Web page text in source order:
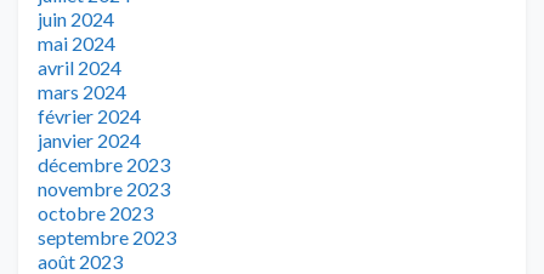
juin 2024
mai 2024
avril 2024
mars 2024
février 2024
janvier 2024
décembre 2023
novembre 2023
octobre 2023
septembre 2023
août 2023